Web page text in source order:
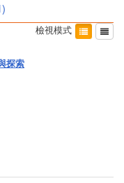
)
檢視模式
探索